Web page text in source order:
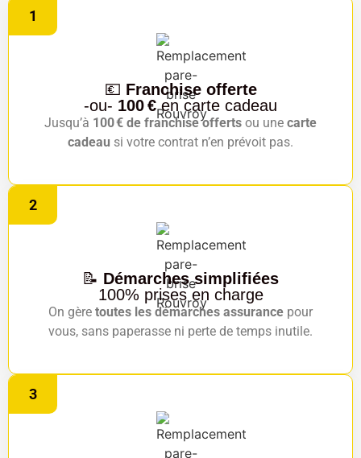
1
💶 Franchise offerte
-ou- 100 €en carte cadeau
Jusqu’à 100 € de franchise offerts ou une carte
cadeau si votre contrat n’en prévoit pas.
2
📝 Démarches simplifiées
100% prises en charge
On gère toutes les démarches assurance pour
vous, sans paperasse ni perte de temps inutile.
3